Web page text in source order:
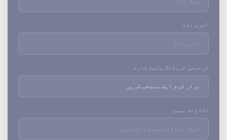
آخری نام
ترجیحی ٹریڈنگ پلیٹ فارم
اکاؤنٹ نمبر